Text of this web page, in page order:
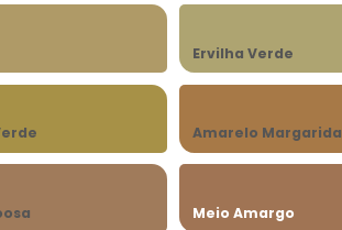
Ervilha Verde
Amarelo Margarida
Meio Amargo